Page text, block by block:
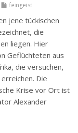
feingeist
jene tückischen
die
liegen. Hier
Geflüchteten aus
die versuchen,
Die
Krise vor Ort ist
Alexander